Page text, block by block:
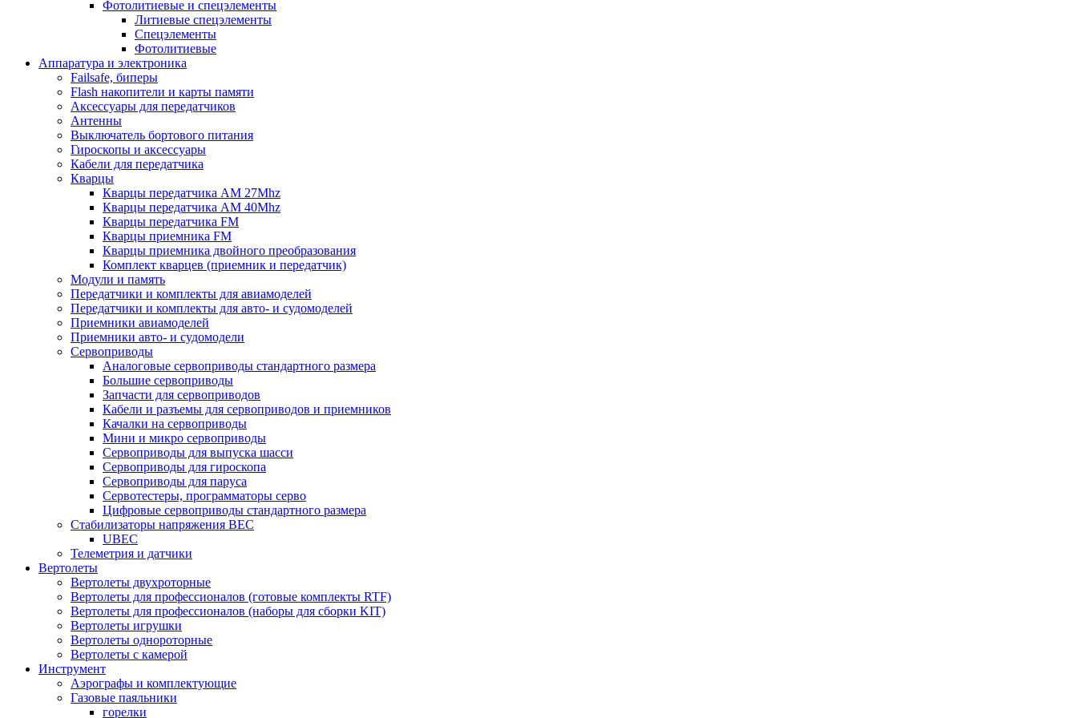
Фотолитиевые и спецэлементы
Литиевые спецэлементы
Спецэлементы
Фотолитиевые
Аппаратура и электроника
Failsafe, биперы
Flash накопители и карты памяти
Аксессуары для передатчиков
Антенны
Выключатель бортового питания
Гироскопы и аксессуары
Кабели для передатчика
Кварцы
Кварцы передатчика AM 27Mhz
Кварцы передатчика AM 40Mhz
Кварцы передатчика FM
Кварцы приемника FM
Кварцы приемника двойного преобразования
Комплект кварцев (приемник и передатчик)
Модули и память
Передатчики и комплекты для авиамоделей
Передатчики и комплекты для авто- и судомоделей
Приемники авиамоделей
Приемники авто- и судомодели
Сервоприводы
Аналоговые сервоприводы стандартного размера
Большие сервоприводы
Запчасти для сервоприводов
Кабели и разъемы для сервоприводов и приемников
Качалки на сервоприводы
Мини и микро сервоприводы
Сервоприводы для выпуска шасси
Сервоприводы для гироскопа
Сервоприводы для паруса
Сервотестеры, программаторы серво
Цифровые сервоприводы стандартного размера
Стабилизаторы напряжения BEC
UBEC
Телеметрия и датчики
Вертолеты
Вертолеты двухроторные
Вертолеты для профессионалов (готовые комплекты RTF)
Вертолеты для профессионалов (наборы для сборки KIT)
Вертолеты игрушки
Вертолеты однороторные
Вертолеты с камерой
Инструмент
Аэрографы и комплектующие
Газовые паяльники
горелки